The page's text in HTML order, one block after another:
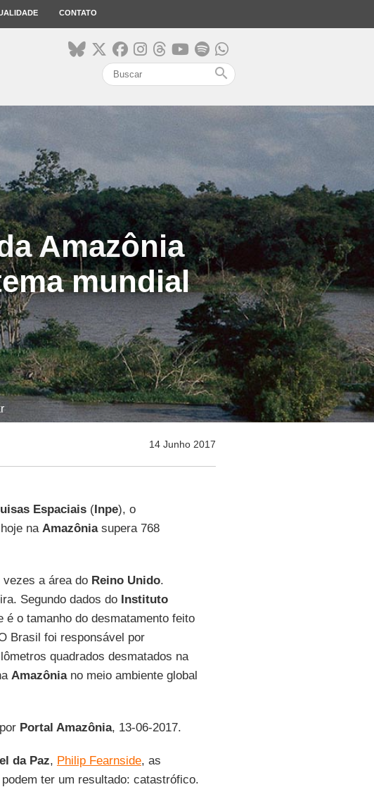
CONTATO
search
Amazônia
mundial
14 Junho 2017
Espaciais(Inpe), o
na Amazôniasupera 768
a área do Reino Unido.
Segundo dados do Instituto
é o tamanho do desmatamento feito
Brasil foi responsável por
quadrados desmatados na
Amazôniano meio ambiente global
Portal Amazônia, 13-06-2017.
da Paz, Philip Fearnside, as
ter um resultado: catastrófico.